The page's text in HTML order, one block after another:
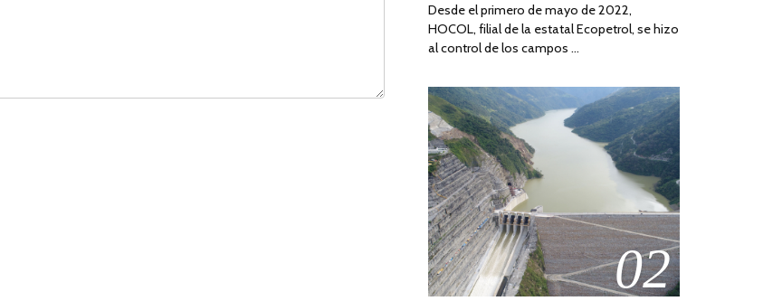
Desde el primero de mayo de 2022,
HOCOL, filial de la estatal Ecopetrol, se hizo
al control de los campos …
02